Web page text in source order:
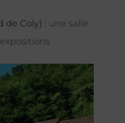
de Coly) : une salle